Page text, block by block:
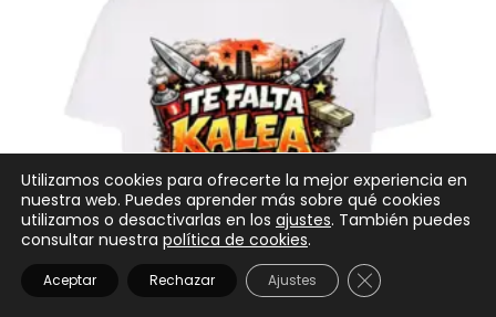
Utilizamos cookies para ofrecerte la mejor experiencia en
nuestra web. Puedes aprender más sobre qué cookies
utilizamos o desactivarlas en los ajustes. También puedes
consultar nuestra política de cookies.
Aceptar Rechazar Ajustes CERRAR EL